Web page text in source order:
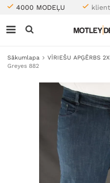
4000 MODEĻU
Sākumlapa VĪRIEŠU APĢĒRBS
Greyes 882